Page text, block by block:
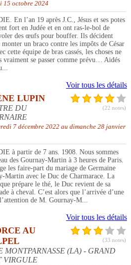
15 octobre 2024
En l’an 19 après J.C., Jésus et ses potes
fort en Judée et en ont ras-le-bol de
des œufs pour bouffer. Ils décident
monter un braco contre les impôts de César
cette équipe de bras cassés, les choses ne
vraiment se passer comme prévu… Aidés
Voir tous les détails
(22 notes)
LUPIN
DU
7 décembre 2022 au dimanche 28 janvier
à partir de 7 ans. 1908. Nous sommes
des Gournay-Martin à 3 heures de Paris.
les faire-part du mariage de Germaine
Martin avec le Duc de Charmarace. La
prépare le thé, le Duc revient de sa
à cheval. C’est alors que l’arrivée d’une
de M. Gournay-M...
Voir tous les détails
(33 notes)
AU
MONTPARNASSE (LA) - GRAND
VIRGULE